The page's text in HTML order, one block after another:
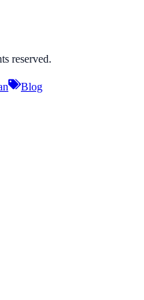
reserved.
Blog